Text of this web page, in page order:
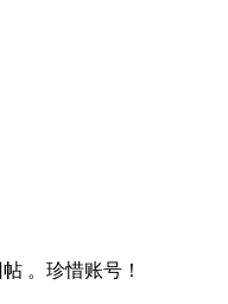
。珍惜账号！